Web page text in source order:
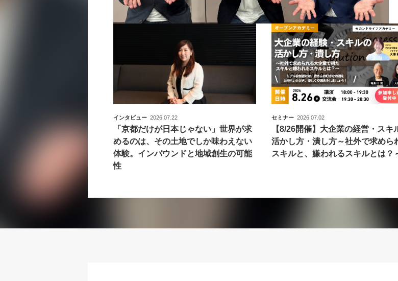
インタビュー 2026.07.22
「京都だけが日本じゃない」世界が求
めるのは、その土地でしか味わえない
体験。インバウンドと地域創生の可能
性
セミナー 2026.07.02
【8/26開催】大企業の経営・スキ
活かし方・潰し方～社外で求めら
スキルと、嫌われるスキルとは？